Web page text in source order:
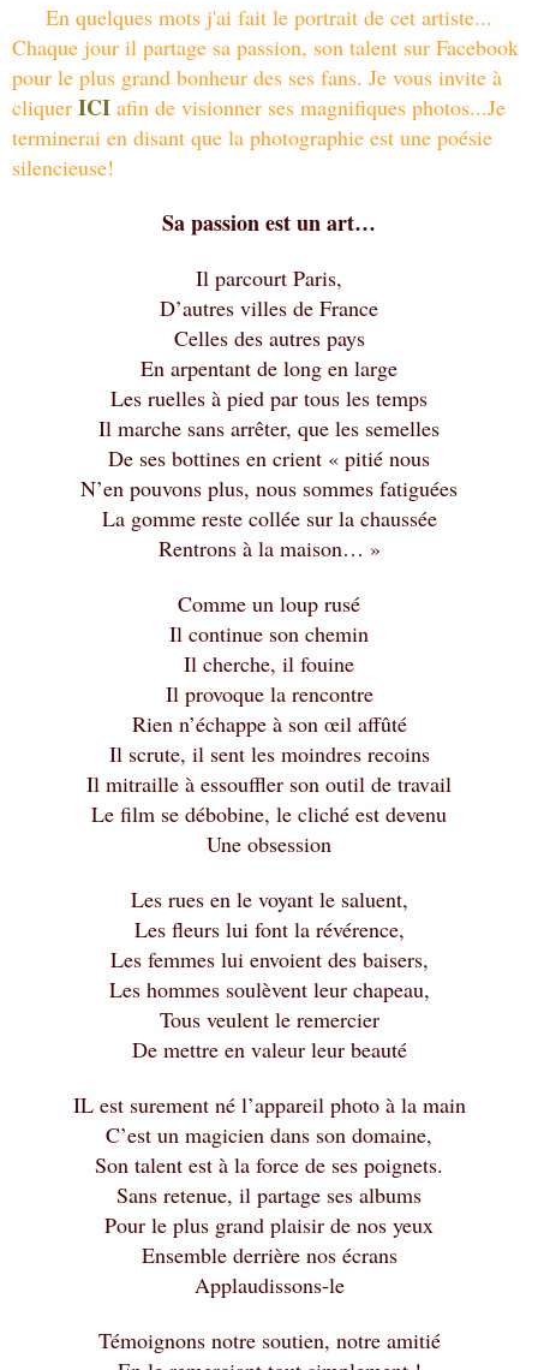
En quelques mots j'ai fait le portrait de cet artiste...
Chaque jour il partage sa passion, son talent sur Facebook
pour le plus grand bonheur des ses fans. Je vous invite à
cliquer ICI afin de visionner ses magnifiques photos...Je
terminerai en disant que la photographie est une poésie
silencieuse!
Sa passion est un art…
Il parcourt Paris,
D’autres villes de France
Celles des autres pays
En arpentant de long en large
Les ruelles à pied par tous les temps
Il marche sans arrêter, que les semelles
De ses bottines en crient « pitié nous
N’en pouvons plus, nous sommes fatiguées
La gomme reste collée sur la chaussée
Rentrons à la maison… »
Comme un loup rusé
Il continue son chemin
Il cherche, il fouine
Il provoque la rencontre
Rien n’échappe à son œil affûté
Il scrute, il sent les moindres recoins
Il mitraille à essouffler son outil de travail
Le film se débobine, le cliché est devenu
Une obsession
Les rues en le voyant le saluent,
Les fleurs lui font la révérence,
Les femmes lui envoient des baisers,
Les hommes soulèvent leur chapeau,
Tous veulent le remercier
De mettre en valeur leur beauté
IL est surement né l’appareil photo à la main
C’est un magicien dans son domaine,
Son talent est à la force de ses poignets.
Sans retenue, il partage ses albums
Pour le plus grand plaisir de nos yeux
Ensemble derrière nos écrans
Applaudissons-le
Témoignons notre soutien, notre amitié